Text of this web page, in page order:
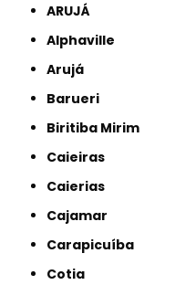
ARUJÁ
Alphaville
Arujá
Barueri
Biritiba Mirim
Caieiras
Caierias
Cajamar
Carapicuíba
Cotia